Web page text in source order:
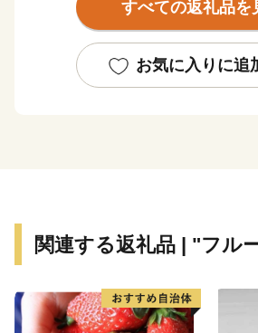
ます。また、健康な高齢者が多く「
村土の約76%が森林に囲まれており
長寿の里、芭蕉布の里、シークヮー
産品をお送りします。
すべての返礼品を
お気に入りに追
関連する返礼品 | "フル